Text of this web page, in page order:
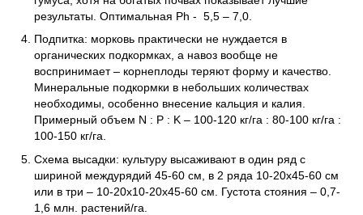
результаты. Оптимальная Ph - 5,5 – 7,0.
Подпитка: морковь практически не нуждается в
органических подкормках, а навоз вообще не
воспринимает – корнеплоды теряют форму и качество.
Минеральные подкормки в небольших количествах
необходимы, особенно внесение кальция и калия.
Примерный объем N : P : K – 100-120 кг/га : 80-100 кг/га :
100-150 кг/га.
Схема высадки: культуру высаживают в один ряд с
шириной междурядий 45-60 см, в 2 ряда 10-20х45-60 см
или в три – 10-20х10-20х45-60 см. Густота стояния – 0,7-
1,6 млн. растений/га.